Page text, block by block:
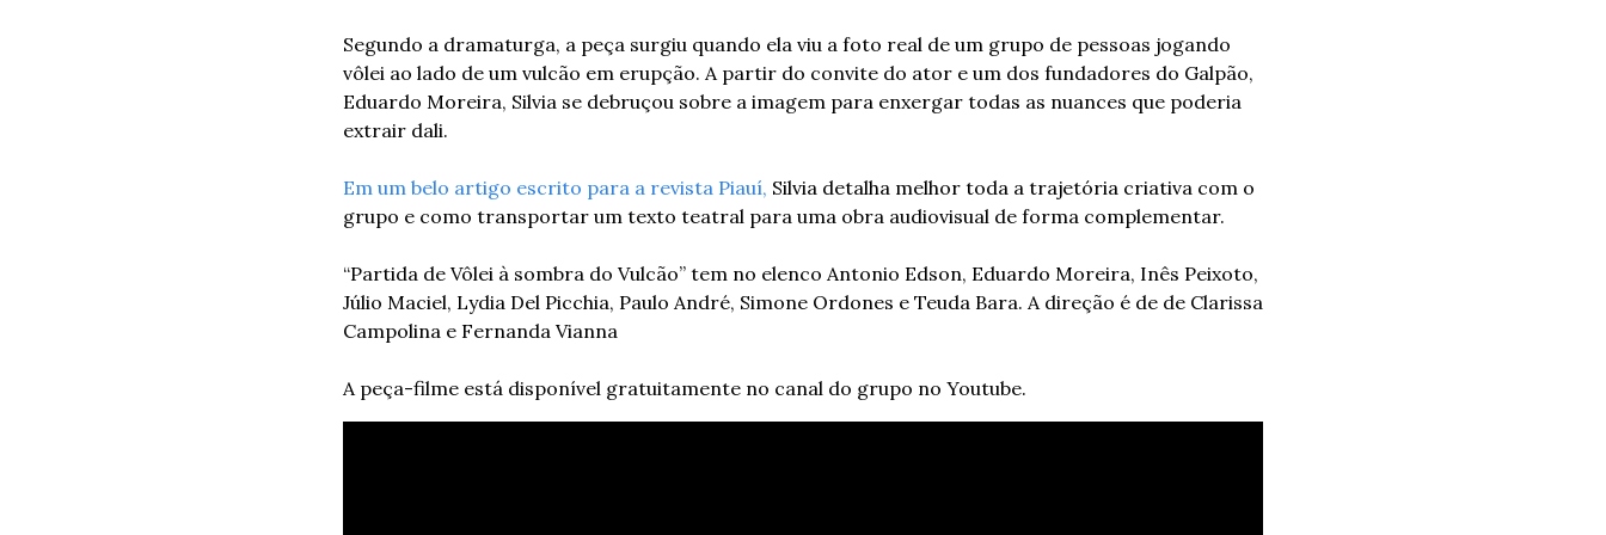
Segundo a dramaturga, a peça surgiu quando ela viu a foto real de um grupo de pessoas jogando
vôlei ao lado de um vulcão em erupção. A partir do convite do ator e um dos fundadores do Galpão,
Eduardo Moreira, Silvia se debruçou sobre a imagem para enxergar todas as nuances que poderia
extrair dali.
Em um belo artigo escrito para a revista Piauí, Silvia detalha melhor toda a trajetória criativa com o
grupo e como transportar um texto teatral para uma obra audiovisual de forma complementar.
“Partida de Vôlei à sombra do Vulcão” tem no elenco Antonio Edson, Eduardo Moreira, Inês Peixoto,
Júlio Maciel, Lydia Del Picchia, Paulo André, Simone Ordones e Teuda Bara. A direção é de de Clarissa
Campolina e Fernanda Vianna
A peça-filme está disponível gratuitamente no canal do grupo no Youtube.